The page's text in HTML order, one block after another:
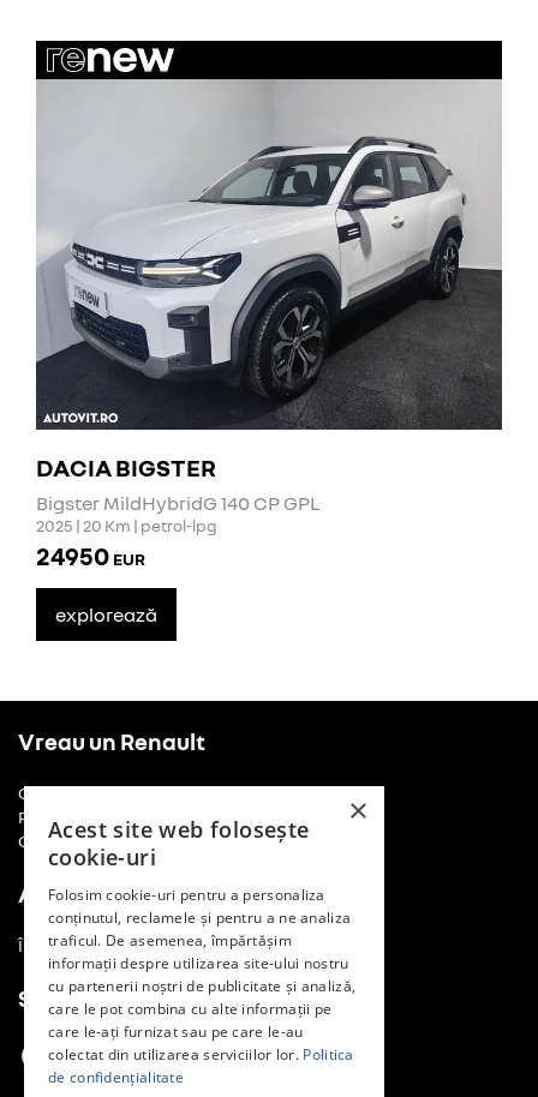
DACIA BIGSTER
Bigster MildHybridG 140 CP GPL
2025 | 20 Km | petrol-lpg
24950 EUR
explorează
Vreau un Renault
Cere o ofertă
Programează un drive test
Comunică cu noi
Am un Renault
Întreținere și reparații
Social Media
×
Acest site web folosește
cookie-uri
Folosim cookie-uri pentru a personaliza
conținutul, reclamele și pentru a ne analiza
traficul. De asemenea, împărtășim
informații despre utilizarea site-ului nostru
cu partenerii noștri de publicitate și analiză,
care le pot combina cu alte informații pe
care le-ați furnizat sau pe care le-au
colectat din utilizarea serviciilor lor. Politica
de confidențialitate